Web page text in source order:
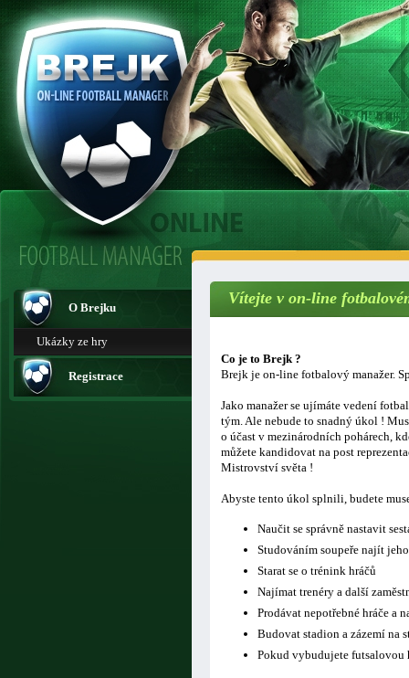
O Brejku
Ukázky ze hry
Registrace
Vítejte v on-line
Co je to Brejk ?
Brejk je on-line fotbalový manažer.
Jako manažer se ujímáte vedení
tým. Ale nebude to snadný úkol !
o účast v mezinárodních pohárech,
můžete kandidovat na post
Mistrovství světa !
Abyste tento úkol splnili, budete
Naučit se správně nastavit
Studováním soupeře najít
Starat se o trénink hráčů
Najímat trenéry a další
Prodávat nepotřebné hráče a
Budovat stadion a zázemí na
Pokud vybudujete futsalovou